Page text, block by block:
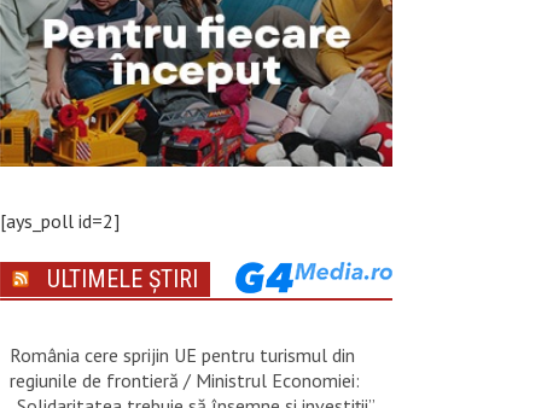
[ays_poll id=2]
ULTIMELE ȘTIRI
România cere sprijin UE pentru turismul din
regiunile de frontieră / Ministrul Economiei: